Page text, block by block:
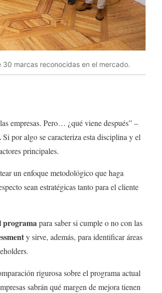
marcas reconocidas en el mercado.
empresas. Pero… ¿qué viene después” –
Si por algo se caracteriza esta disciplina y el
principales.
un enfoque metodológico que haga
sean estratégicas tanto para el cliente
programapara saber si cumple o no con las
y sirve, además, para identificar áreas
rigurosa sobre el programa actual
sabrán qué margen de mejora tienen